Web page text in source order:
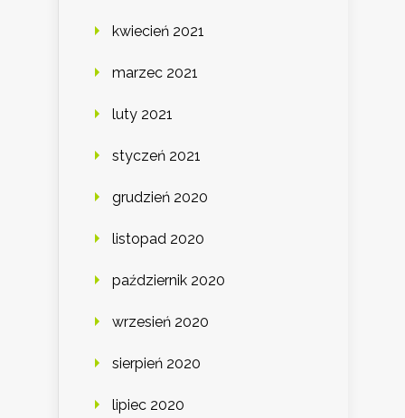
kwiecień 2021
marzec 2021
luty 2021
styczeń 2021
grudzień 2020
listopad 2020
październik 2020
wrzesień 2020
sierpień 2020
lipiec 2020